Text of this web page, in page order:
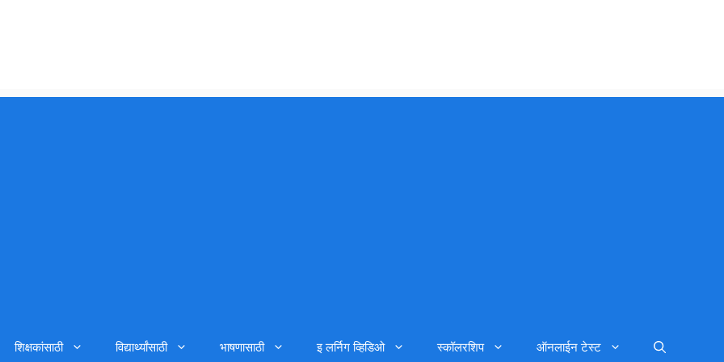
शिक्षकांसाठी विद्यार्थ्यांसाठी भाषणासाठी इ लर्निग व्हिडिओ स्कॉलरशिप ऑनलाईन टेस्ट